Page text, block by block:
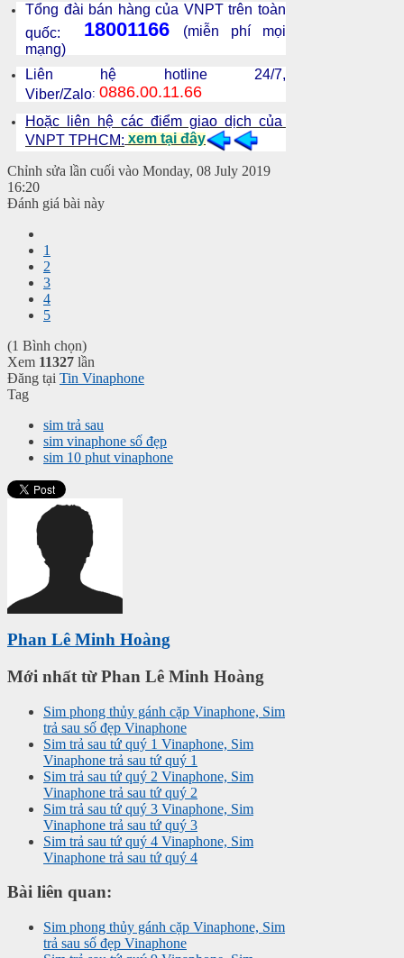
Tổng đài bán hàng của VNPT trên toàn
quốc: 18001166 (miễn phí mọi
mạng)
Liên hệ hotline 24/7,
Viber/Zalo: 0886.00.11.66
Hoặc liên hệ các điểm giao dịch của
VNPT TPHCM: xem tại đây
Chỉnh sửa lần cuối vào Monday, 08 July 2019
16:20
Đánh giá bài này
1
2
3
4
5
(1 Bình chọn)
Xem 11327 lần
Đăng tại Tin Vinaphone
Tag
sim trả sau
sim vinaphone số đẹp
sim 10 phut vinaphone
Phan Lê Minh Hoàng
Mới nhất từ Phan Lê Minh Hoàng
Sim phong thủy gánh cặp Vinaphone, Sim
trả sau số đẹp Vinaphone
Sim trả sau tứ quý 1 Vinaphone, Sim
Vinaphone trả sau tứ quý 1
Sim trả sau tứ quý 2 Vinaphone, Sim
Vinaphone trả sau tứ quý 2
Sim trả sau tứ quý 3 Vinaphone, Sim
Vinaphone trả sau tứ quý 3
Sim trả sau tứ quý 4 Vinaphone, Sim
Vinaphone trả sau tứ quý 4
Bài liên quan:
Sim phong thủy gánh cặp Vinaphone, Sim
trả sau số đẹp Vinaphone